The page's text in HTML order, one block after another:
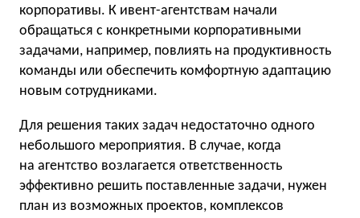
корпоративы. К ивент-агентствам начали
обращаться с конкретными корпоративными
задачами, например, повлиять на продуктивность
команды или обеспечить комфортную адаптацию
новым сотрудниками.
Для решения таких задач недостаточно одного
небольшого мероприятия. В случае, когда
на агентство возлагается ответственность
эффективно решить поставленные задачи, нужен
план из возможных проектов, комплексов